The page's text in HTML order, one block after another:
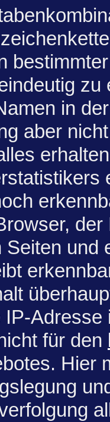
zu
in
aber
der
Seiten und
IP-
für den
Hier